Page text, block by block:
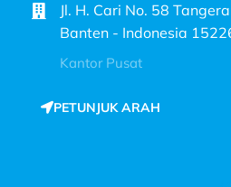
Jl. H. Cari No. 58
Banten - Indonesia
Kantor Pusat
PETUNJUK ARAH